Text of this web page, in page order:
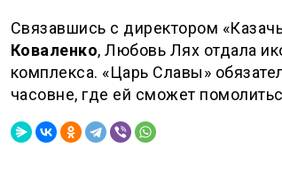
Связавшись с директором
Коваленко, Любовь Лях отдала
комплекса. «Царь Славы»
часовне, где ей сможет